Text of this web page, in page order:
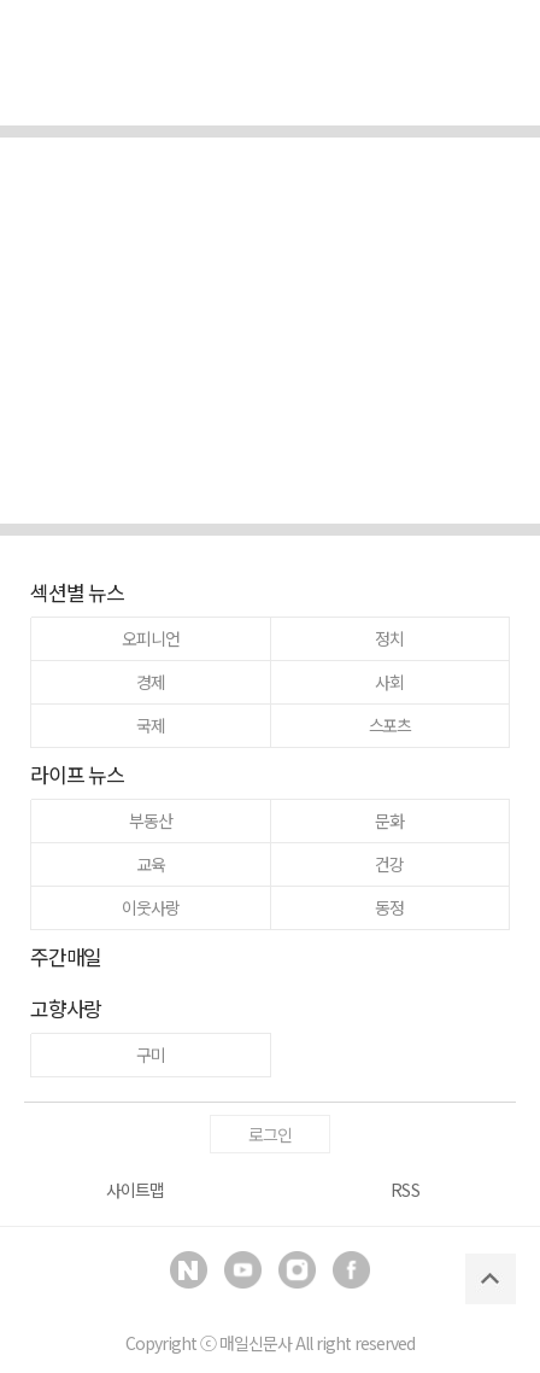
섹션별 뉴스
오피니언
정치
경제
사회
국제
스포츠
라이프 뉴스
부동산
문화
교육
건강
이웃사랑
동정
주간매일
고향사랑
구미
로그인
사이트맵 RSS
Copyright ⓒ매일신문사All right reserved